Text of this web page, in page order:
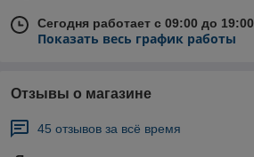
Сегодня работает с 09:00 до 19:00
Показать весь график работы
Отзывы о магазине
45 отзывов за всё время